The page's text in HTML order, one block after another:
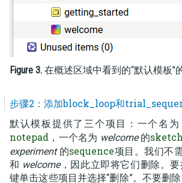
Figure 3. 在概述区域中看到的“默认模板”
步骤2：添加block_loop和
默认模板提供了三个项目：一个名为
notepad ，一个名为 welcome的
experiment的sequence项目。我们不
和 welcome，因此立即将它们删除。
键单击这些项目并选择“删除”。不要删除